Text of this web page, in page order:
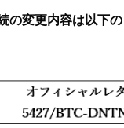
の変更内容は以下